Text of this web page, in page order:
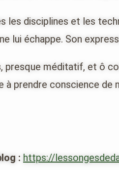
les disciplines et les
lui échappe. Son
méditatif, et ô
prendre conscience
: https://